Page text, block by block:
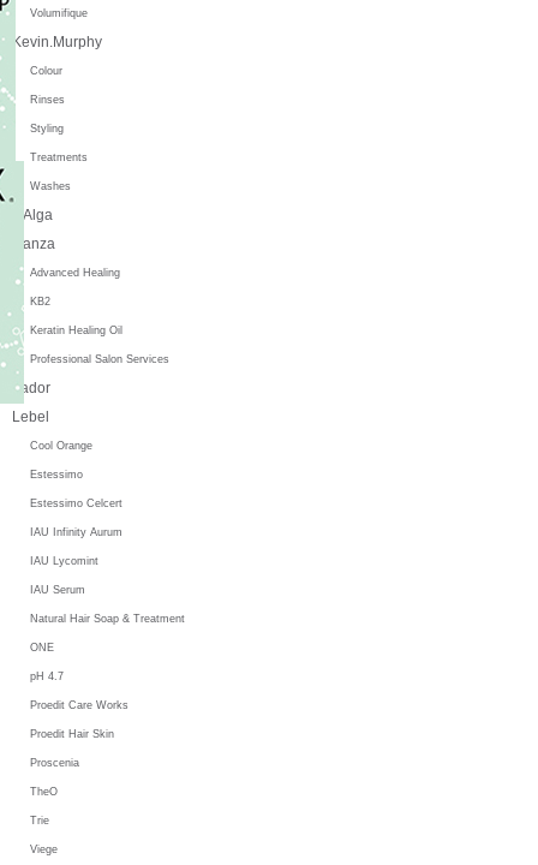
Volumifique
Kevin.Murphy
Colour
Rinses
Styling
Treatments
Washes
L'Alga
L'anza
Advanced Healing
KB2
Keratin Healing Oil
Professional Salon Services
Lador
Lebel
Cool Orange
Estessimo
Estessimo Celcert
IAU Infinity Aurum
IAU Lycomint
IAU Serum
Natural Hair Soap & Treatment
ONE
pH 4.7
Proedit Care Works
Proedit Hair Skin
Proscenia
TheO
Trie
Viege